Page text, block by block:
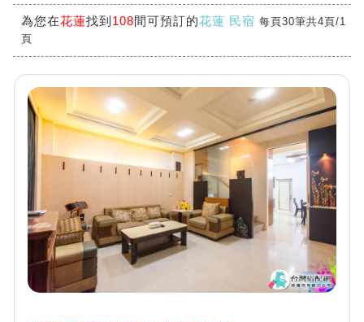
為您在花蓮找到 108間可預訂的花蓮 民宿 每頁30筆共4頁/1
頁